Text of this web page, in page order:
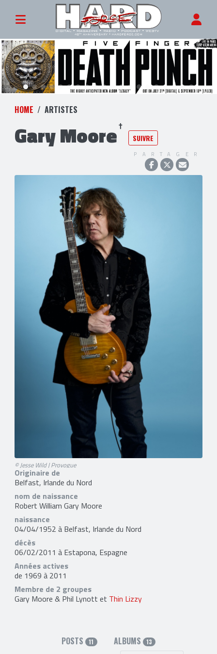
HOME ARTISTES
Gary Moore SUIVRE
PARTAGER
© Jesse Wild | Provogue
Originaire de
Belfast, Irlande du Nord
nom de naissance
Robert William Gary Moore
naissance
04/04/1952 à Belfast, Irlande du Nord
décès
06/02/2011 à Estapona, Espagne
Années actives
de 1969 à 2011
Membre de 2 groupes
Gary Moore & Phil Lynott et Thin Lizzy
POSTS 11 ALBUMS 13